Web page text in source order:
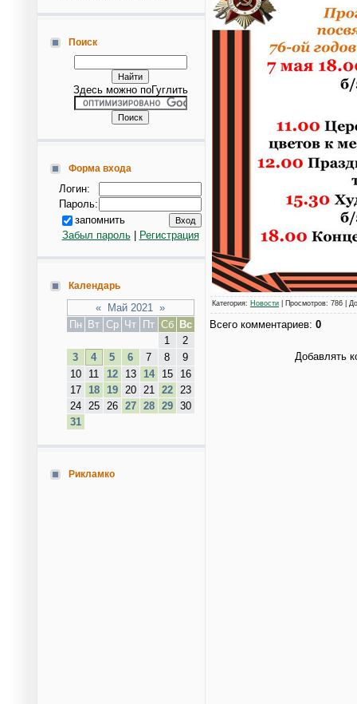
Поиск
Здесь можно поГуглить
Форма входа
Логин:
Пароль:
запомнить
Забыл пароль| Регистрация
Календарь
« Май 2021 »
Пн
Вт Ср Чт Пт Сб
Вс
1
2
3
4 5 6 7 8
9
10
11 12 13 14 15
16
17
18 19 20 21 22
23
24
25 26 27 28 29
30
31
Рикламко
Категория: Новости Просмотров: 786 |
Всего комментариев: 0
Добавлять